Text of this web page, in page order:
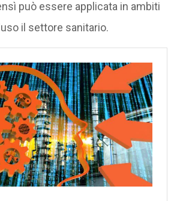
può essere applicata in ambiti
il settore sanitario.